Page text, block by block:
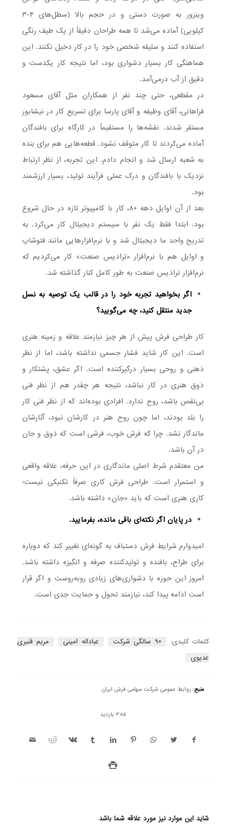
وینزور به صورت دستی و در حجم بالا (سطل‌های ۴-۳
کیلویی) آماده می‌شد تا همه طراحان دقیقاً از یک طیف رنگی
استفاده کنند و سلیقه شخصی خود را در کار دخیل نکنند. این
هماهنگی کار بسیار دشواری بود، اما نتیجه کار یکدست و
دقیق از آب درمی‌آمد.
در مقطعی، حتی چند نفر از همکاران مثل آقای مسعود
فراهانی، آقای وظیفه و آقای پارسا برای تسریع کار در نیشابور
مستقر شدند. نقشه‌ها را مستقیماً در کارگاه برای بافندگان
آماده می‌کردند تا کار متوقف نشود. قطعه‌هایی هم برای بنده
به شعبه ارسال شد و انجام دادم. این تجربه، از نظر ارتباط
نزدیک با بافندگان و درک عملی فرآیند تولید، بسیار ارزشمند
بود.
بعد از آن اوایل دهه ۸۰، کار با کامپیوتر تازه در حال شروع
بود. ابتدا فقط یک نفر با سیستم دیجیتال کار می‌کرد. به
تدریج واحد ما دیجیتال شد و با نرم‌افزارهایی مانند فتوشاپ
و اوایل هم با نرم‌افزار «ترادیس صنعت» کار می‌کردیم که
نرم‌افزار ترادیس صنعت به طور کامل کنار گذاشته شد.
اگر بخواهید تجربه خود را در قالب یک توصیه به نسل
جدید منتقل کنید، چه می‌گویید؟
کار طراحی فرش پیش از هر چیز نیازمند علاقه و زمینه هنری
است. این کار شاید فشار جسمی نداشته باشد، اما از نظر
ذهنی و روحی بسیار درگیرکننده است. اگر عشق، پشتکار و
ذوق هنری در کار نباشد، نتیجه هر چقدر هم از نظر فنی
بی‌نقص باشد، روح ندارد. افرادی بوده‌اند که از نظر فنی کار
را بلد بودند، اما چون روح هنر در کارشان نبود، آثارشان
ماندگار نشد. چرا که فرش خوب، فرشی است که ذوق و جان
در آن باشد.
من معتقدم شرط اصلی ماندگاری در این حرفه، علاقه واقعی
و استمرار است. طراحی فرش کاری صرفاً تکنیکی نیست؛
کاری هنری است که باید «جان» داشته باشد.
در پایان اگر نکته‌ای باقی مانده، بفرمایید.
امیدوارم شرایط فرش دستباف به گونه‌ای تغییر کند که دوباره
برای طراح، بافنده و تولیدکننده صرفه و انگیزه داشته باشد.
امروز این حوزه با دشواری‌های زیادی روبه‌روست و اگر قرار
است ادامه پیدا کند، نیازمند تحول و حمایت جدی است.
کلمات کلیدی: ۹۰ سالگی شرکت عباداله امینی
مریم قنبری
عدیوی
منبع: روابط عمومی شرکت سهامی فرش ایران
385 بازدید
شاید این موارد نیز مورد علاقه شما باشد